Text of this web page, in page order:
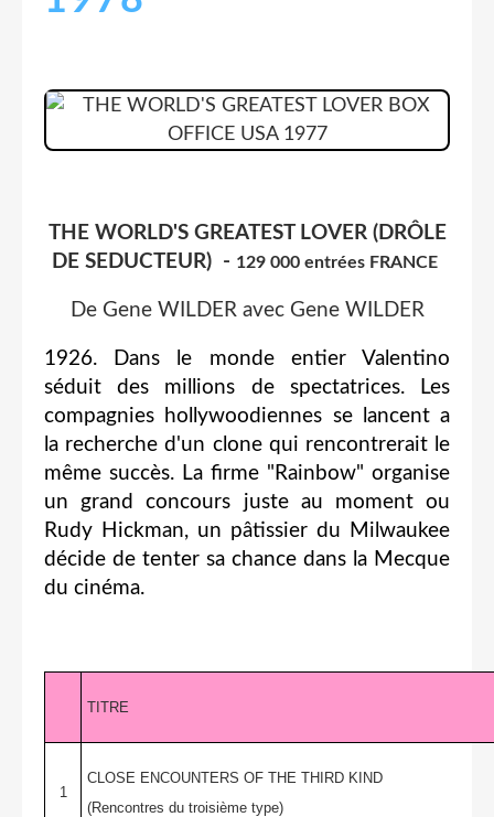
THE WORLD'S GREATEST LOVER (DRÔLE
DE SEDUCTEUR) - 129 000 entrées FRANCE
De Gene WILDER avec Gene WILDER
1926. Dans le monde entier Valentino
séduit des millions de spectatrices. Les
compagnies hollywoodiennes se lancent a
la recherche d'un clone qui rencontrerait le
même succès. La firme "Rainbow" organise
un grand concours juste au moment ou
Rudy Hickman, un pâtissier du Milwaukee
décide de tenter sa chance dans la Mecque
du cinéma.
TITRE
1
CLOSE ENCOUNTERS OF THE THIRD KIND
(Rencontres du troisième type)